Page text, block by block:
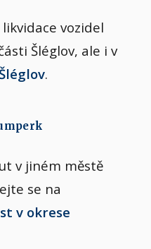
vozidel
Šléglov, ale i v
.
v jiném městě
se na
v okrese